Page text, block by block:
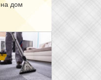
на дом